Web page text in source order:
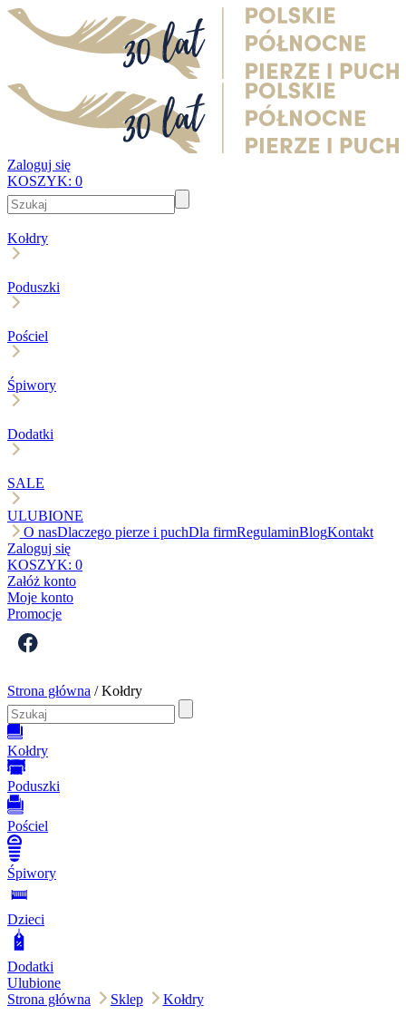
Zaloguj się
KOSZYK: 0
Kołdry
Poduszki
Pościel
Śpiwory
Dodatki
SALE
ULUBIONE
O nasDlaczego pierze i puchDla firmRegulaminBlogKontakt
Zaloguj się
KOSZYK: 0
Załóż konto
Moje konto
Promocje
Strona główna / Kołdry
Kołdry
Poduszki
Pościel
Śpiwory
Dzieci
Dodatki
Ulubione
Strona główna
Sklep Kołdry